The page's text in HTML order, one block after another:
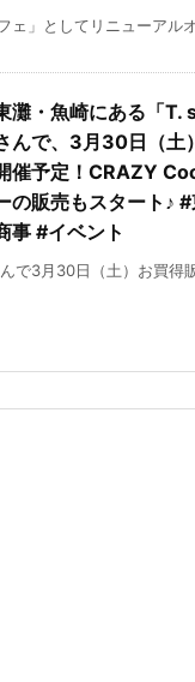
ェ」としてリニューアル
灘・魚崎にある「T.
んで、3月30日（土
催予定！CRAZY
の販売もスタート♪
事 #イベント
で3月30日（土）お買得